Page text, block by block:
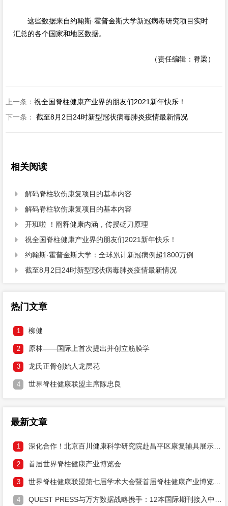
这些数据来自约翰斯·霍普金斯大学新冠病毒研究项目实时
汇总的各个国家和地区数据。
（责任编辑：脊梁）
上一条： 祝全国脊柱健康产业界的朋友们2021新年快乐！
下一条： 截至8月2日24时新型冠状病毒肺炎疫情最新情况
相关阅读
 解码脊柱软伤康复项目的基本内容
 解码脊柱软伤康复项目的基本内容
 开班啦 ！阐释健康内涵，传授砭刀原理
 祝全国脊柱健康产业界的朋友们2021新年快乐！
 约翰斯·霍普金斯大学：全球累计新冠病例超1800万例
 截至8月2日24时新型冠状病毒肺炎疫情最新情况
热门文章
1 柳健
2 原林——国际上首次提出并创立筋膜学
3 龙氏正骨创始人龙层花
4 世界脊柱健康联盟主席陈忠良
最新文章
1 深化合作！北京百川健康科学研究院赴昌平区康复辅具展示中心研讨两大健康工程落地
2 首届世界脊柱健康产业博览会
3 世界脊柱健康联盟第七届学术大会暨首届脊柱健康产业博览会邀请函
4 QUEST PRESS与万方数据战略携手：12本国际期刊接入中文DOI，打通学术溯源通道